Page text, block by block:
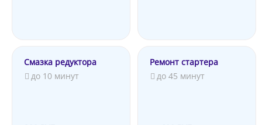
Смазка редуктора
до 10 минут
Ремонт стартера
до 45 минут